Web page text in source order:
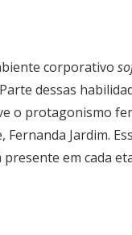
corporativo
dessas
o protagonismo
Jardim.
em cada